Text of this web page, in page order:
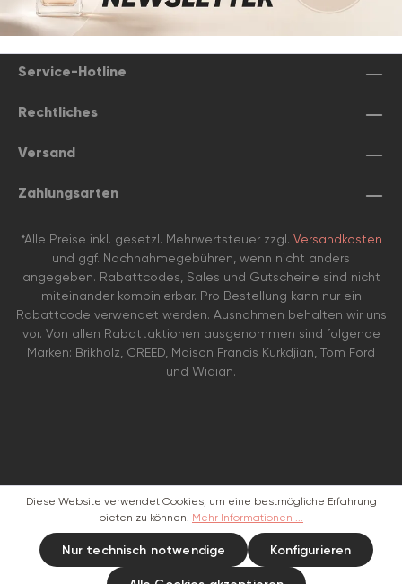
Service-Hotline
Rechtliches
Versand
Zahlungsarten
*Alle Preise inkl. gesetzl. Mehrwertsteuer zzgl. Versandkosten
und ggf. Nachnahmegebühren, wenn nicht anders
angegeben. Rabattcodes, Sales und Gutscheine sind nicht
miteinander kombinierbar. Pro Bestellung kann nur ein
Rabattcode verwendet werden. Ausnahmen behalten wir uns
vor. Von allen Rabattaktionen ausgenommen sind folgende
Marken: Brikholz, CREED, Maison Francis Kurkdjian, Tom Ford
und Widian.
Diese Website verwendet Cookies, um eine bestmögliche Erfahrung
bieten zu können. Mehr Informationen ...
Nur technisch notwendige Konfigurieren